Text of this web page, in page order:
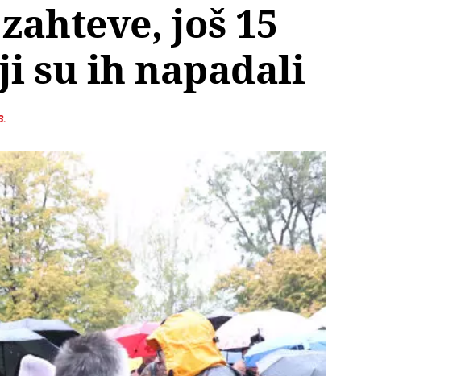
još 15
su ih napadali